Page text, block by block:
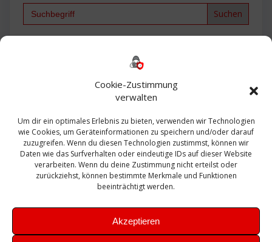
Cookie-Zustimmung
verwalten
Um dir ein optimales Erlebnis zu bieten, verwenden wir Technologien
wie Cookies, um Geräteinformationen zu speichern und/oder darauf
zuzugreifen. Wenn du diesen Technologien zustimmst, können wir
Daten wie das Surfverhalten oder eindeutige IDs auf dieser Website
verarbeiten. Wenn du deine Zustimmung nicht erteilst oder
zurückziehst, können bestimmte Merkmale und Funktionen
beeinträchtigt werden.
Akzeptieren
Search
Bautagebuch
Exchange firewall Fritzbox
Microsoft
Sanierung SBS Security Server Sicherheit
Sicherung SIEM Sophos SSL Ubuntu
Update Upgrade UTM VCenter VCSA Veeam
VMWare VPN WAZUH Windows
Zertifikat